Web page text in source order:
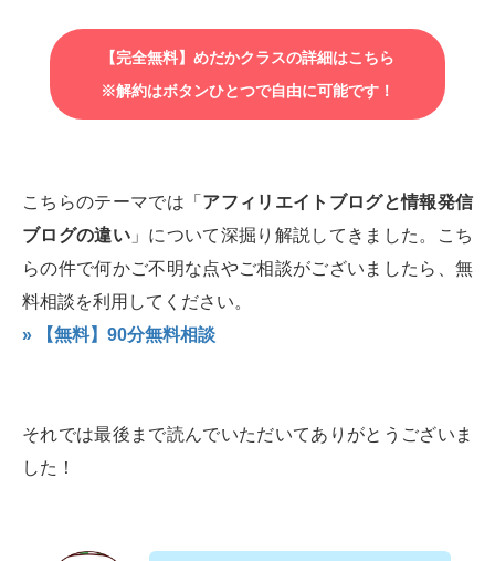
【完全無料】めだかクラスの詳細はこちら
※解約はボタンひとつで自由に可能です！
こちらのテーマでは「 アフィリエイトブログと情報発信
ブログの違い 」について深掘り解説してきました。こち
らの件で何かご不明な点やご相談がございましたら、無
料相談を利用してください。
» 【無料】90分無料相談
それでは最後まで読んでいただいてありがとうございま
した！